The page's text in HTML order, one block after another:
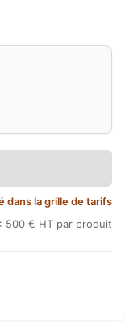
dans la grille de tarifs
500 € HT par produit